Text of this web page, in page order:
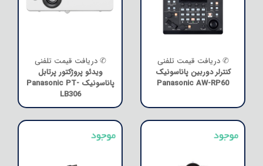
✆ دریافت قیمت تلفنی
کنترلر دوربین پاناسونیک
Panasonic AW-RP60
✆ دریافت قیمت تلفنی
ویدئو پروژکتور پرتابل
پاناسونیک Panasonic PT-
LB306